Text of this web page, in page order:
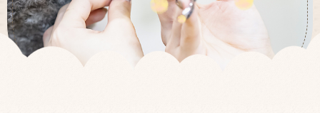
初めての方へ
料金表